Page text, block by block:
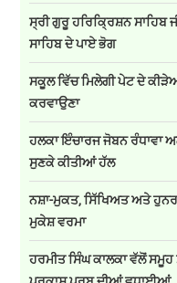
ਸ੍ਰੀ ਗੁਰੂ ਹਰਿਕ੍ਰਿਸ਼ਨ ਸਾਹਿਬ
ਸਾਹਿਬ ਦੇ ਪਾਏ ਭੋਗ
ਸਕੂਲ ਵਿੱਚ ਮਿਲੇਗੀ ਪੇਟ ਦੇ
ਕਰਵਾਉਣਾ
ਹਲਕਾ ਇੰਚਾਰਜ ਜੋਬਨ ਰੰਧਾਵਾ
ਸੁਣਕੇ ਕੀਤੀਆਂ ਹੱਲ
ਨਸ਼ਾ-ਮੁਕਤ, ਸਿੱਖਿਅਤ ਅਤੇ
ਮੁਕੇਸ਼ ਵਰਮਾ
ਹਰਮੀਤ ਸਿੰਘ ਕਾਲਕਾ ਵੱਲੋਂ